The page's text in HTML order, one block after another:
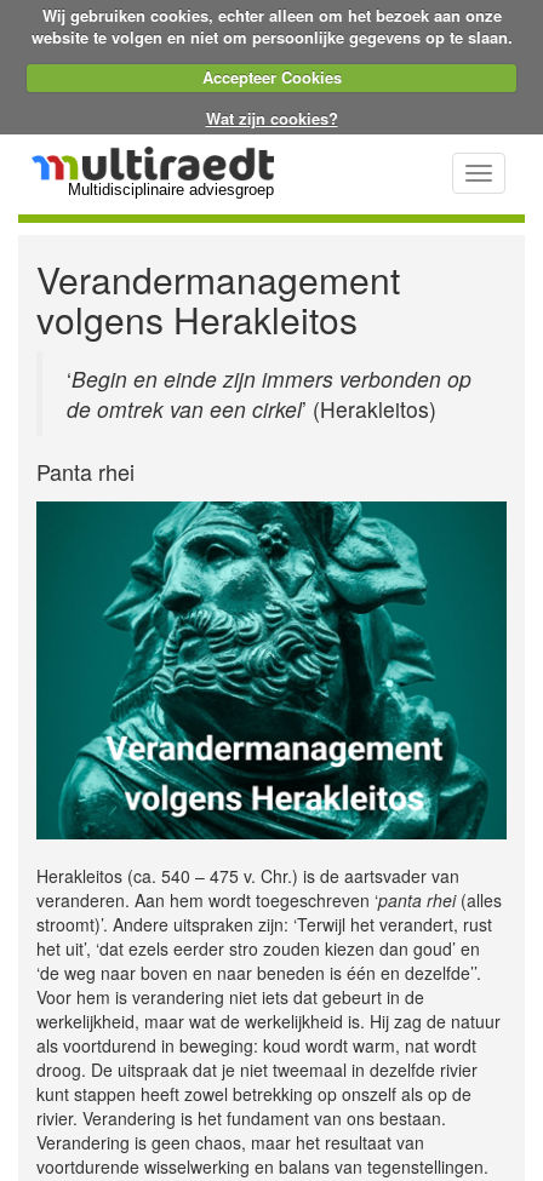
Wij gebruiken cookies, echter alleen om het bezoek aan onze
website te volgen en niet om persoonlijke gegevens op te slaan.
Accepteer Cookies
Wat zijn cookies?
Multidisciplinaire adviesgroep
Toggle
Verandermanagement
volgens Herakleitos
‘Begin en einde zijn immers verbonden op
de omtrek van een cirkel’ (Herakleitos)
Panta rhei
Herakleitos (ca. 540 – 475 v. Chr.) is de aartsvader van
veranderen. Aan hem wordt toegeschreven ‘panta rhei(alles
stroomt)’. Andere uitspraken zijn: ‘Terwijl het verandert, rust
het uit’, ‘dat ezels eerder stro zouden kiezen dan goud’ en
‘de weg naar boven en naar beneden is één en dezelfde’’.
Voor hem is verandering niet iets dat gebeurt in de
werkelijkheid, maar wat de werkelijkheid is. Hij zag de natuur
als voortdurend in beweging: koud wordt warm, nat wordt
droog. De uitspraak dat je niet tweemaal in dezelfde rivier
kunt stappen heeft zowel betrekking op onszelf als op de
rivier. Verandering is het fundament van ons bestaan.
Verandering is geen chaos, maar het resultaat van
voortdurende wisselwerking en balans van tegenstellingen.